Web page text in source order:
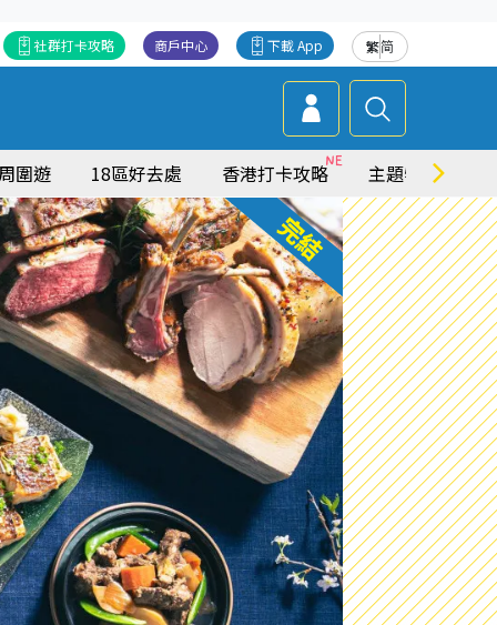
繁简
下載 App
商戶中心
社群打卡攻略
圍遊 18區好去處 香港打卡攻略 主題特集